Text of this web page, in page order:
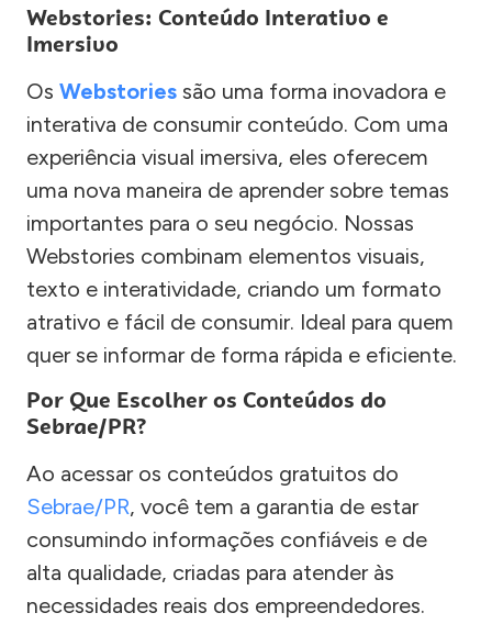
Webstories: Conteúdo Interativo e
Imersivo
Os Webstories são uma forma inovadora e
interativa de consumir conteúdo. Com uma
experiência visual imersiva, eles oferecem
uma nova maneira de aprender sobre temas
importantes para o seu negócio. Nossas
Webstories combinam elementos visuais,
texto e interatividade, criando um formato
atrativo e fácil de consumir. Ideal para quem
quer se informar de forma rápida e eficiente.
Por Que Escolher os Conteúdos do
Sebrae/PR?
Ao acessar os conteúdos gratuitos do
Sebrae/PR, você tem a garantia de estar
consumindo informações confiáveis e de
alta qualidade, criadas para atender às
necessidades reais dos empreendedores.